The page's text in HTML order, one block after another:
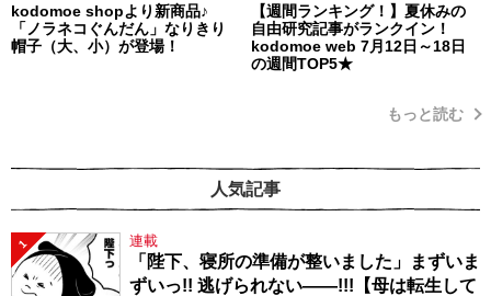
kodomoe shopより新商品♪
「ノラネコぐんだん」なりきり
帽子（大、小）が登場！
【週間ランキング！】夏休みの
自由研究記事がランクイン！
kodomoe web 7月12日～18日
の週間TOP5★
もっと読む
人気記事
1 連載
「陛下、寝所の準備が整いました」まずいま
ずいっ!! 逃げられない――!!!【母は転生して